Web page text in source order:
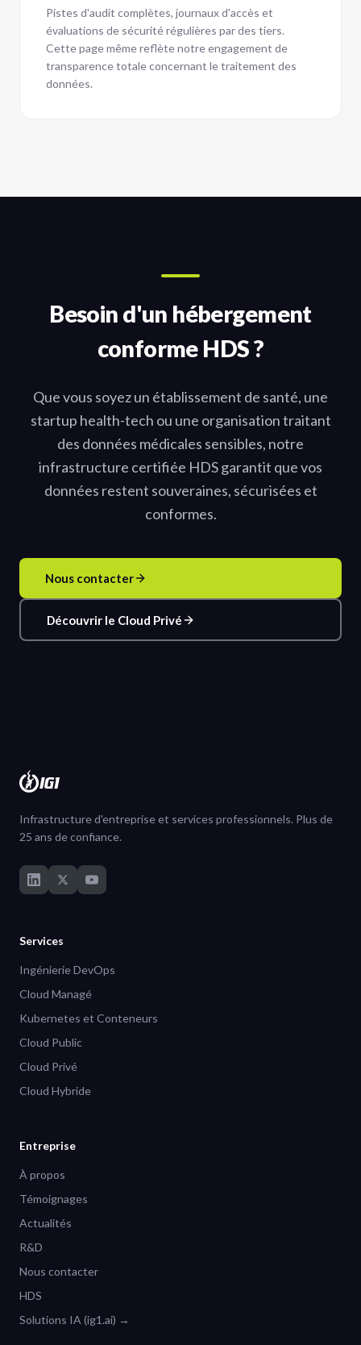
Pistes d'audit complètes, journaux d'accès et
évaluations de sécurité régulières par des tiers.
Cette page même reflète notre engagement de
transparence totale concernant le traitement des
données.
Besoin d'un hébergement
conforme HDS ?
Que vous soyez un établissement de santé, une
startup health-tech ou une organisation traitant
des données médicales sensibles, notre
infrastructure certifiée HDS garantit que vos
données restent souveraines, sécurisées et
conformes.
Nous contacter
Découvrir le Cloud Privé
Infrastructure d'entreprise et services professionnels. Plus de
25 ans de confiance.
Services
Ingénierie DevOps
Cloud Managé
Kubernetes et Conteneurs
Cloud Public
Cloud Privé
Cloud Hybride
Entreprise
À propos
Témoignages
Actualités
R&D
Nous contacter
HDS
Solutions IA (ig1.ai) →